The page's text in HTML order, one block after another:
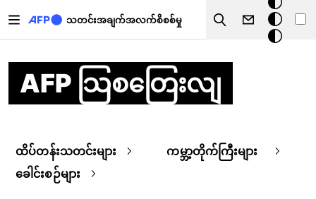
သတင်းအချက်အလက်စိစစ်မှု
Search
မှောင်
မုဒ်
AFP သြစတြေးလျ
ထိပ်တန်းသတင်းများ
ကမ္ဘာ့တိုက်ကြီးများ
ခေါင်းစဉ်များ